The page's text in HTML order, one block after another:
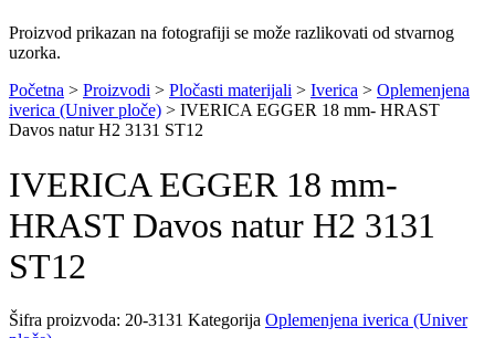
Proizvod prikazan na fotografiji se može razlikovati od stvarnog
uzorka.
Početna > Proizvodi > Pločasti materijali > Iverica > Oplemenjena
iverica (Univer ploče) > IVERICA EGGER 18 mm- HRAST
Davos natur H2 3131 ST12
IVERICA EGGER 18 mm-
HRAST Davos natur H2 3131
ST12
Šifra proizvoda: 20-3131 Kategorija Oplemenjena iverica (Univer